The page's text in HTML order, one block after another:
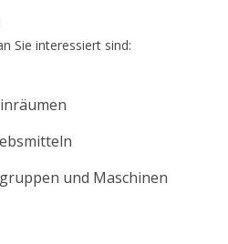
Sie interessiert sind:
und Maschinen